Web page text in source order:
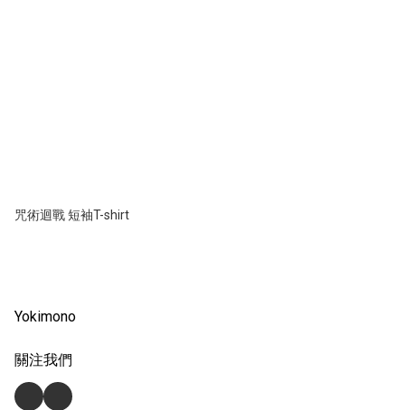
咒術迴戰 短袖T-shirt
Yokimono
關注我們